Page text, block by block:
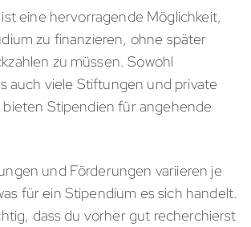
eine hervorragende Möglichkeit,
zu finanzieren, ohne später
zu müssen. Sowohl
auch viele Stiftungen und private
Stipendien für angehende
und Förderungen variieren je
für ein Stipendium es sich handelt.
dass du vorher gut recherchierst